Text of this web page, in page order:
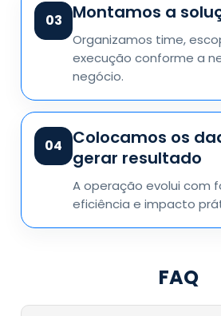
03 Montamos a
Organizamos time,
execução conforme a
negócio.
04
Colocamos os
gerar resultado
A operação evolui com
eficiência e impacto
FAQ